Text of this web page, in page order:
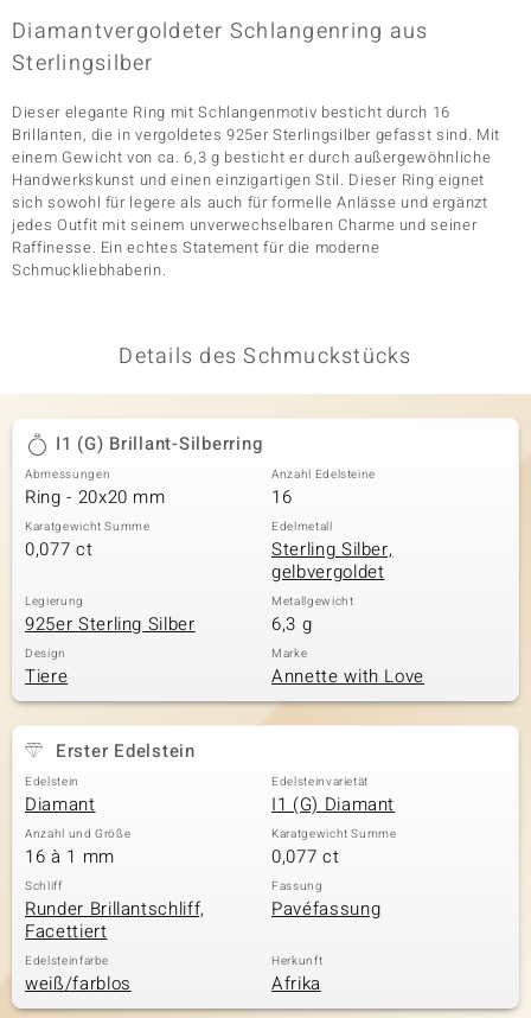
Classics
Diamantvergoldeter Schlangenring aus
Sterlingsilber
Dieser elegante Ring mit Schlangenmotiv besticht durch 16
Brillanten, die in vergoldetes 925er Sterlingsilber gefasst sind. Mit
einem Gewicht von ca. 6,3 g besticht er durch außergewöhnliche
Handwerkskunst und einen einzigartigen Stil. Dieser Ring eignet
sich sowohl für legere als auch für formelle Anlässe und ergänzt
jedes Outfit mit seinem unverwechselbaren Charme und seiner
Raffinesse. Ein echtes Statement für die moderne
Schmuckliebhaberin.
Details des Schmuckstücks
I1 (G) Brillant-Silberring
Abmessungen
Ring - 20x20 mm
Anzahl Edelsteine
16
Karatgewicht Summe
0,077 ct
Edelmetall
Sterling Silber,
gelbvergoldet
Legierung
925er Sterling Silber
Metallgewicht
6,3 g
Design
Tiere
Marke
Annette with Love
Erster Edelstein
Edelstein
Diamant
Edelsteinvarietät
I1 (G) Diamant
Anzahl und Größe
16 à 1 mm
Karatgewicht Summe
0,077 ct
Schliff
Runder Brillantschliff,
Facettiert
Fassung
Pavéfassung
Edelsteinfarbe
weiß/farblos
Herkunft
Afrika